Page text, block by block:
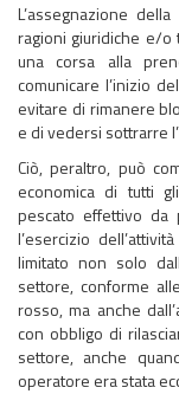
L’assegnazione
ragioni giuridiche e/
una corsa alla
comunicare l’inizio
evitare di rimanere
e di vedersi sottrarre
Ciò, peraltro, può
economica di tutti
pescato effettivo da
l’esercizio
limitato non solo
settore, conforme
rosso, ma anche
con obbligo di
settore, anche
operatore era stata